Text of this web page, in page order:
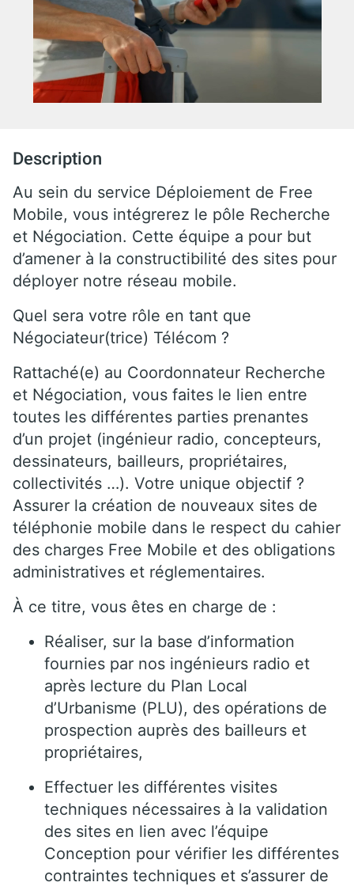
Description
Au sein du service Déploiement de Free
Mobile, vous intégrerez le pôle Recherche
et Négociation. Cette équipe a pour but
d’amener à la constructibilité des sites pour
déployer notre réseau mobile.
Quel sera votre rôle en tant que
Négociateur(trice) Télécom ?
Rattaché(e) au Coordonnateur Recherche
et Négociation, vous faites le lien entre
toutes les différentes parties prenantes
d’un projet (ingénieur radio, concepteurs,
dessinateurs, bailleurs, propriétaires,
collectivités …). Votre unique objectif ?
Assurer la création de nouveaux sites de
téléphonie mobile dans le respect du cahier
des charges Free Mobile et des obligations
administratives et réglementaires.
À ce titre, vous êtes en charge de :
Réaliser, sur la base d’information
fournies par nos ingénieurs radio et
après lecture du Plan Local
d’Urbanisme (PLU), des opérations de
prospection auprès des bailleurs et
propriétaires,
Effectuer les différentes visites
techniques nécessaires à la validation
des sites en lien avec l’équipe
Conception pour vérifier les différentes
contraintes techniques et s’assurer de